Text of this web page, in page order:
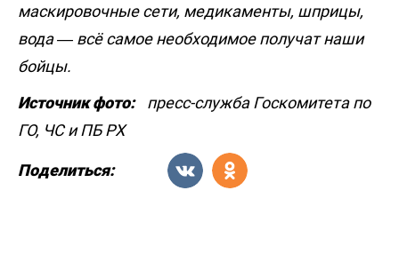
маскировочные сети, медикаменты, шприцы,
вода — всё самое необходимое получат наши
бойцы.
Источник фото:
пресс-служба Госкомитета по
ГО, ЧС и ПБ РХ
Поделиться: